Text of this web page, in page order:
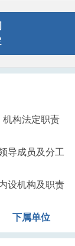
机构法定职责
导成员及分工
设机构及职责
下属单位